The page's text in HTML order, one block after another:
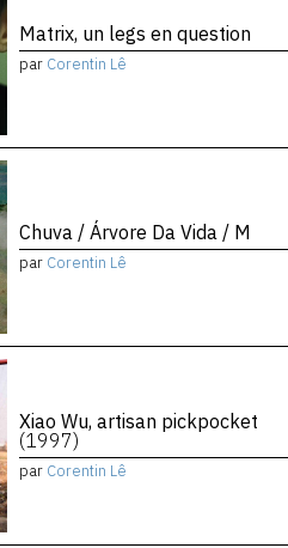
Matrix, un legs en question
par Corentin Lê
Chuva / Árvore Da Vida / M
par Corentin Lê
Xiao Wu, artisan pickpocket
(1997)
par Corentin Lê